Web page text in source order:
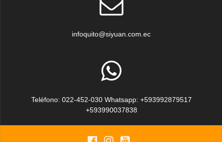
infoquito@siyuan.com.ec
Teléfono: 022-452-030 Whatsapp: +593992879517
+593990037838